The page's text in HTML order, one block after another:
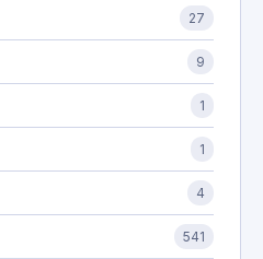
27
9
1
1
4
541